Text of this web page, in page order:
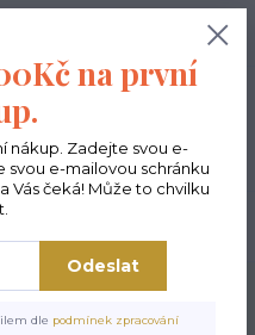
0,00 Kč
Kabelky City sv.šedé
na první
nákup. Zadejte svou e-
e-mailovou schránku
Vás čeká! Může to chvilku
Odeslat
dle podmínek zpracování